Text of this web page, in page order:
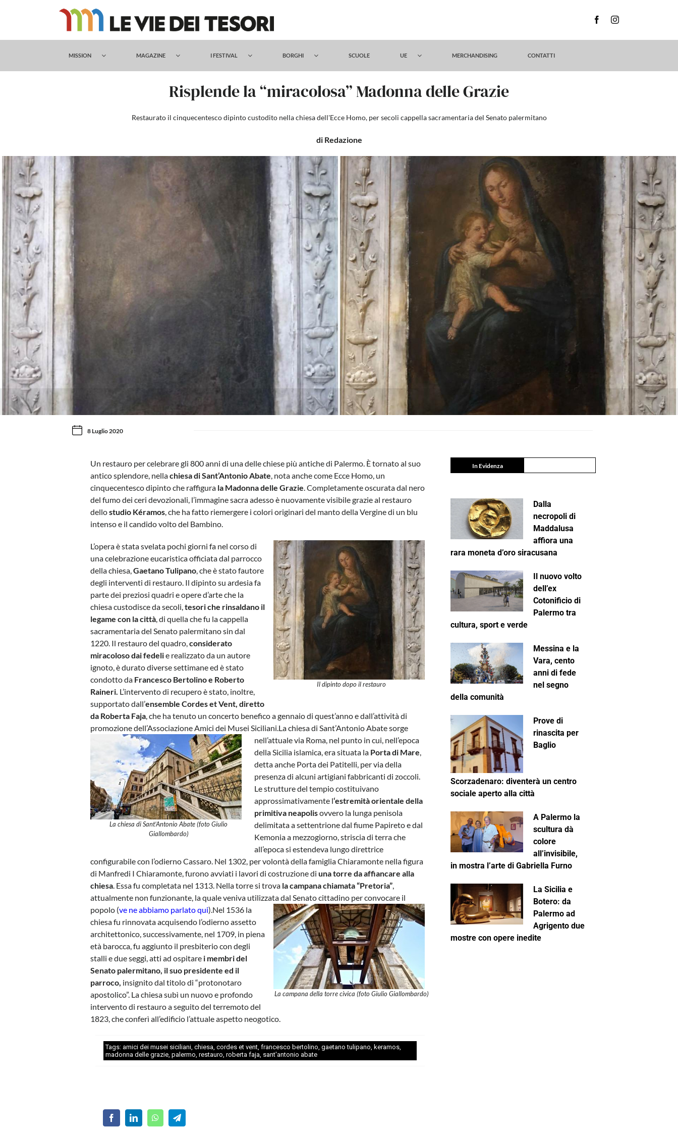
MISSION MAGAZINE I FESTIVAL BORGHI SCUOLE UE MERCHANDISING CONTATTI
Risplende la “miracolosa” Madonna delle Grazie
Restaurato il cinquecentesco dipinto custodito nella chiesa dell'Ecce Homo, per secoli cappella sacramentaria del Senato palermitano
di Redazione
8 Luglio 2020
Un restauro per celebrare gli 800 anni di una delle chiese più antiche di Palermo. È tornato al suo
antico splendore, nellachiesa di Sant’Antonio Abate , nota anche come Ecce Homo, un
cinquecentesco dipinto che raffigura la Madonna delle Grazie . Completamente oscurata dal nero
del fumo dei ceri devozionali, l’immagine sacra adesso è nuovamente visibile grazie al restauro
dellostudio Kéramos , che ha fatto riemergere i colori originari del manto della Vergine di un blu
intenso e il candido volto del Bambino.
Il dipinto dopo il restauro
L’opera è stata svelata pochi giorni fa nel corso di
una celebrazione eucaristica officiata dal parrocco
della chiesa, Gaetano Tulipano , che è stato fautore
degli interventi di restauro. Il dipinto su ardesia fa
parte dei preziosi quadri e opere d’arte che la
chiesa custodisce da secoli,tesori che rinsaldano il
legame con la città , di quella che fu la cappella
sacramentaria del Senato palermitano sin dal
1220. Il restauro del quadro,considerato
miracoloso dai fedelie realizzato da un autore
ignoto, è durato diverse settimane ed è stato
condotto da Francesco Bertolino e Roberto
Raineri. L’intervento di recupero è stato, inoltre,
supportato dall’ensemble Cordes et Vent, diretto
da Roberta Faja , che ha tenuto un concerto benefico a gennaio di quest’anno e dall’attività di
promozione dell’Associazione Amici dei Musei Siciliani.
La chiesa di Sant’Antonio Abate (foto Giulio
Giallombardo)
La chiesa di Sant’Antonio Abate sorge
nell’attuale via Roma, nel punto in cui, nell’epoca
della Sicilia islamica, era situata la Porta di Mare
detta anche Porta dei Patitelli, per via della
presenza di alcuni artigiani fabbricanti di zoccoli.
Le strutture del tempio costituivano
approssimativamente l‘estremità orientale della
primitiva neapolisovvero la lunga penisola
delimitata a settentrione dal fiume Papireto e dal
Kemonia a mezzogiorno, striscia di terra che
all’epoca si estendeva lungo direttrice
configurabile con l’odierno Cassaro. Nel 1302, per volontà della famiglia Chiaramonte nella figura
di Manfredi I Chiaramonte, furono avviati i lavori di costruzione diuna torre da affiancare alla
chiesa . Essa fu completata nel 1313. Nella torre si trova la campana chiamata “Pretoria”
attualmente non funzionante, la quale veniva utilizzata dal Senato cittadino per convocare il
popolo (ve ne abbiamo parlato qui).
La campana della torre civica (foto Giulio Giallombardo)
Nel 1536 la
chiesa fu rinnovata acquisendo l’odierno assetto
architettonico, successivamente, nel 1709, in piena
età barocca, fu aggiunto il presbiterio con degli
stalli e due seggi, atti ad ospitare i membri del
Senato palermitano, il suo presidente ed il
parroco, insignito dal titolo di “protonotaro
apostolico”. La chiesa subì un nuovo e profondo
intervento di restauro a seguito del terremoto del
1823, che conferì all’edificio l’attuale aspetto neogotico.
Tags:amici dei musei siciliani ,chiesa ,cordes et vent ,francesco bertolino ,gaetano tulipano keramos
madonna delle grazie ,palermo ,restauro ,roberta faja sant'antonio abate
In Evidenza
Dalla
necropoli di
Maddalusa
affiora una
rara moneta d’oro siracusana
Il nuovo volto
dell’ex
Cotonificio di
Palermo tra
cultura, sport e verde
Messina e la
Vara, cento
anni di fede
nel segno
della comunità
Prove di
rinascita per
Baglio
Scorzadenaro: diventerà un centro
sociale aperto alla città
A Palermo la
scultura dà
colore
all’invisibile,
in mostra l’arte di Gabriella Furno
La Sicilia e
Botero: da
Palermo ad
Agrigento due
mostre con opere inedite